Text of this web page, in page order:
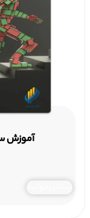
آموزش
بیشتر بخوانید